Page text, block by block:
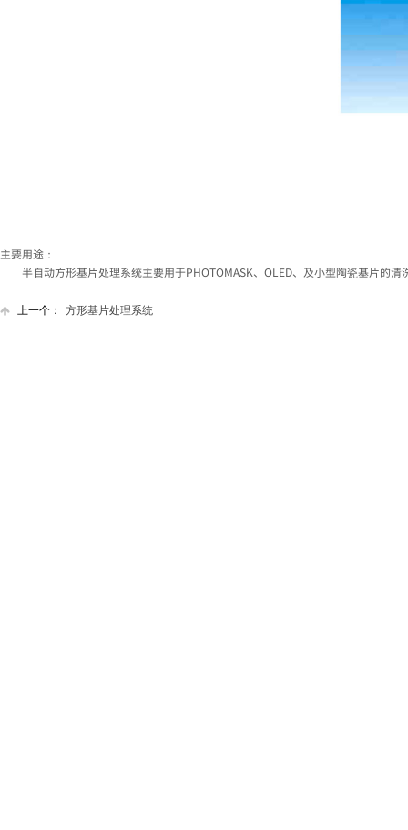
主要用途：
半自动方形基片处理系统主要用于PHOTOMASK、OLED、及小型陶瓷基片的清
上一个： 方形基片处理系统